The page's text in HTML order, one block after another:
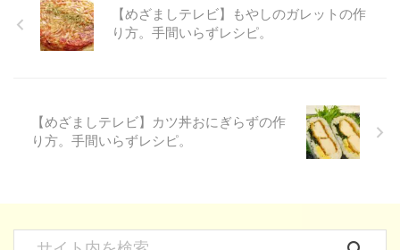
【めざましテレビ】もやしのガレットの作
り方。手間いらずレシピ。
【めざましテレビ】カツ丼おにぎらずの作
り方。手間いらずレシピ。